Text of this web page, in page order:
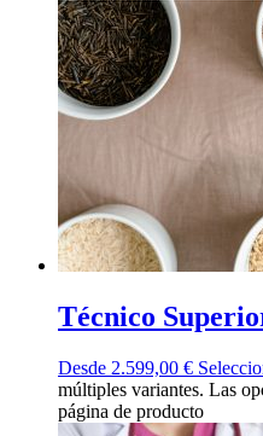
Técnico
Desde 2.599,00 €
múltiples variantes. Las
página de producto